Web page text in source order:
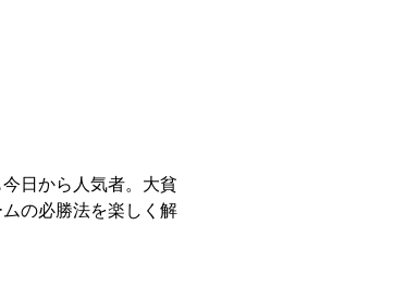
日から人気者。大貧
の必勝法を楽しく解